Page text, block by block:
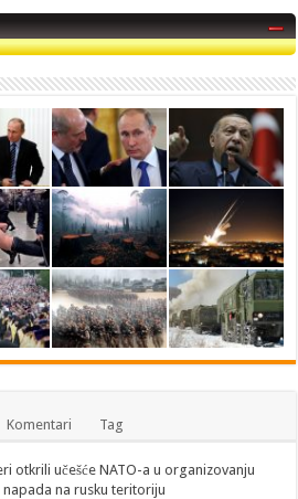
Komentari Tag
otkrili učešće NATO-a u organizovanju
napada na rusku teritoriju